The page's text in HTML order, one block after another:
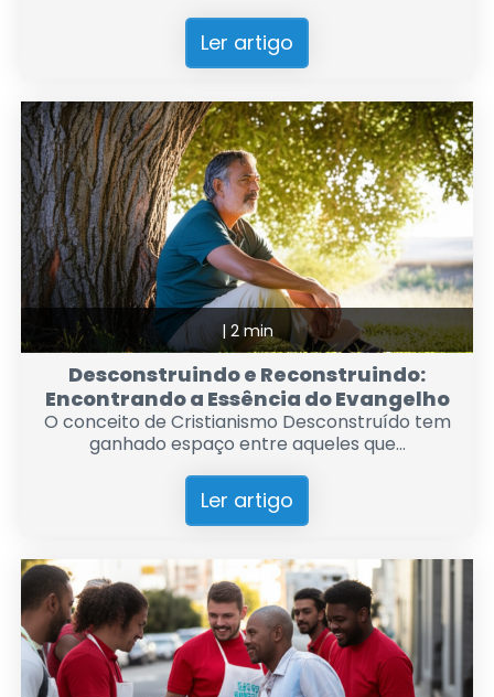
Ler artigo
| 2 min
Desconstruindo e Reconstruindo:
Encontrando a Essência do Evangelho
O conceito de Cristianismo Desconstruído tem
ganhado espaço entre aqueles que...
Ler artigo